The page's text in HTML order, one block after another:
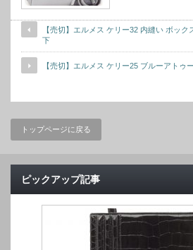
【売切】エルメス ケリー32 内縫い ボッ
下
【売切】エルメス ケリー25 ブルーアトゥ
トップページに戻る
ピックアップ記事